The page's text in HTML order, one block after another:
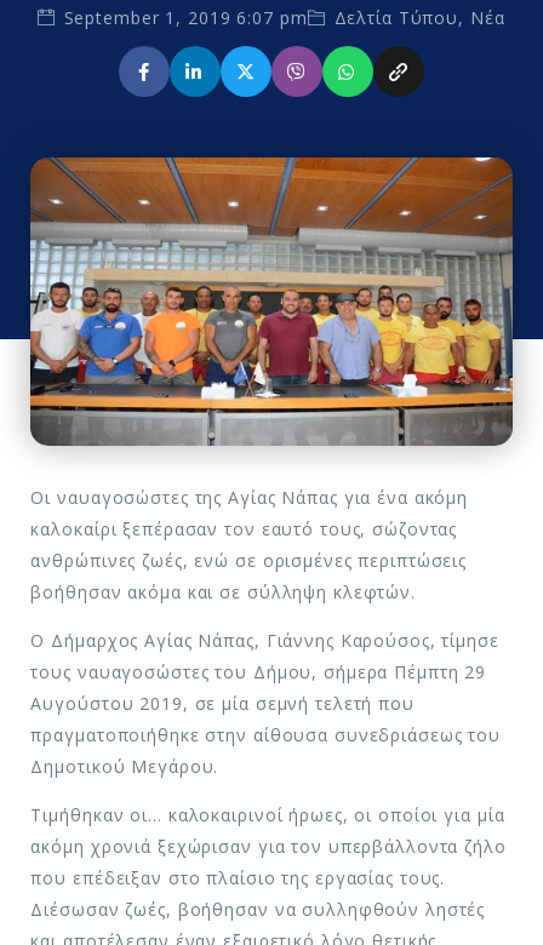
September 1, 2019 6:07 pm Δελτία Τύπου, Νέα
Οι ναυαγοσώστες της Αγίας Νάπας για ένα ακόμη
καλοκαίρι ξεπέρασαν τον εαυτό τους, σώζοντας
ανθρώπινες ζωές, ενώ σε ορισμένες περιπτώσεις
βοήθησαν ακόμα και σε σύλληψη κλεφτών.
Ο Δήμαρχος Αγίας Νάπας, Γιάννης Καρούσος, τίμησε
τους ναυαγοσώστες του Δήμου, σήμερα Πέμπτη 29
Αυγούστου 2019, σε μία σεμνή τελετή που
πραγματοποιήθηκε στην αίθουσα συνεδριάσεως του
Δημοτικού Μεγάρου.
Τιμήθηκαν οι… καλοκαιρινοί ήρωες, οι οποίοι για μία
ακόμη χρονιά ξεχώρισαν για τον υπερβάλλοντα ζήλο
που επέδειξαν στο πλαίσιο της εργασίας τους.
Διέσωσαν ζωές, βοήθησαν να συλληφθούν ληστές